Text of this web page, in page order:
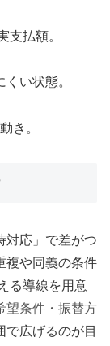
支払額。
い状態。
き。
対応」で差がつ
複や同義の条件
る導線を用意
望条件・振替方
で広げるのが目